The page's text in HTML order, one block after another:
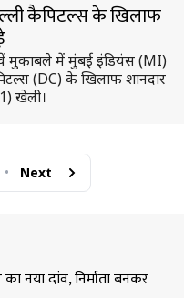
कैपिटल्स के खिलाफ
मुकाबले में मुंबई इंडियंस (MI)
(DC) के खिलाफ शानदार
खेली।
• Next
नया दांव, निर्माता बनकर